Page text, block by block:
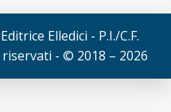
Elledici - P.I./C.F.
- © 2018 – 2026